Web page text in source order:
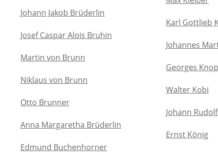
Johann Jakob Brüderlin
Josef Caspar Alois Bruhin
Martin von Brunn
Niklaus von Brunn
Otto Brunner
Anna Margaretha Brüderlin
Edmund Buchenhorner
Karl Gottlieb
Johannes
Georges
Walter Kobi
Johann
Ernst König